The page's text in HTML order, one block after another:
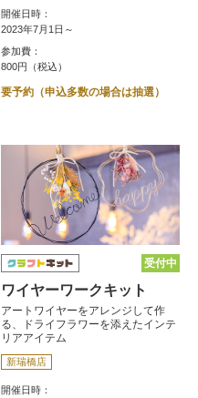
開催日時：
2023年7月1日～
参加費：
800円（税込）
要予約（申込多数の場合は抽選）
受付中
ワイヤーワークキット
アートワイヤーをアレンジして作
る、ドライフラワーを添えたインテ
リアアイテム
新瑞橋店
開催日時：